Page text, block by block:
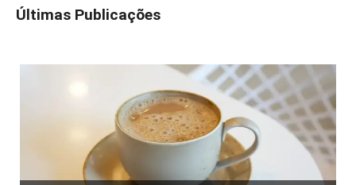
Últimas Publicações